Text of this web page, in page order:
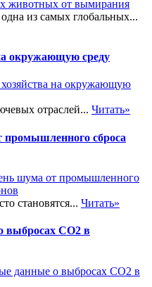
из самых глобальных...
окружающую среду
отраслей... Читать»
промышленного сброса
становятся... Читать»
выбросах CO2 в